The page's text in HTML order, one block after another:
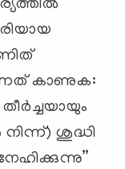
കാണുക:
ശുദ്ധി